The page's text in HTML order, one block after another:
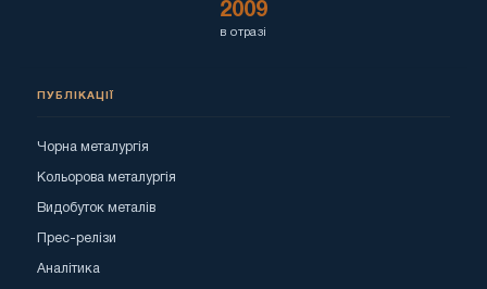
2009
в отразі
ПУБЛІКАЦІЇ
Чорна металургія
Кольорова металургія
Видобуток металів
Прес-релізи
Аналітика